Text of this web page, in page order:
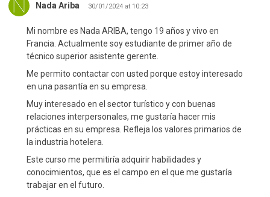
Nada Ariba 30/01/2024 at 10:23
Mi nombre es Nada ARIBA, tengo 19 años y vivo en
Francia. Actualmente soy estudiante de primer año de
técnico superior asistente gerente.
Me permito contactar con usted porque estoy interesado
en una pasantía en su empresa.
Muy interesado en el sector turístico y con buenas
relaciones interpersonales, me gustaría hacer mis
prácticas en su empresa. Refleja los valores primarios de
la industria hotelera.
Este curso me permitiría adquirir habilidades y
conocimientos, que es el campo en el que me gustaría
trabajar en el futuro.